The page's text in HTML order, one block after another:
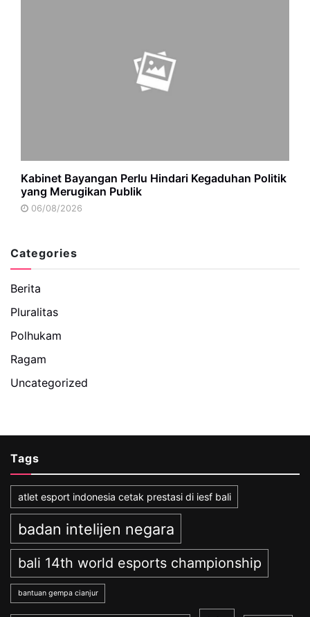
Kabinet Bayangan Perlu Hindari Kegaduhan Politik
yang Merugikan Publik
06/08/2026
Categories
Berita
Pluralitas
Polhukam
Ragam
Uncategorized
Tags
atlet esport indonesia cetak prestasi di iesf bali
badan intelijen negara
bali 14th world esports championship
bantuan gempa cianjur